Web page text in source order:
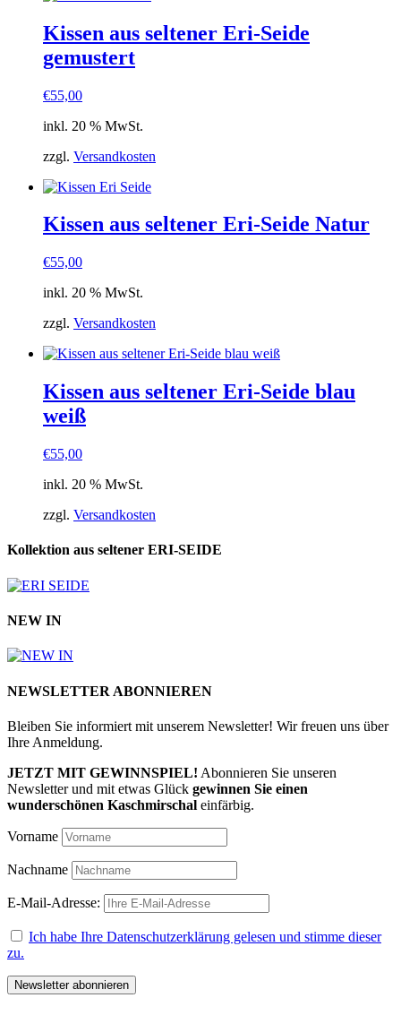
Kissen aus seltener Eri-Seide
gemustert
€55,00
inkl. 20 % MwSt.
zzgl. Versandkosten
Kissen aus seltener Eri-Seide Natur
€55,00
inkl. 20 % MwSt.
zzgl. Versandkosten
Kissen aus seltener Eri-Seide blau
weiß
€55,00
inkl. 20 % MwSt.
zzgl. Versandkosten
Kollektion aus seltener ERI-SEIDE
NEW IN
NEWSLETTER ABONNIEREN
Bleiben Sie informiert mit unserem Newsletter! Wir freuen uns über
Ihre Anmeldung.
JETZT MIT GEWINNSPIEL! Abonnieren Sie unseren
Newsletter und mit etwas Glück gewinnen Sie einen
wunderschönen Kaschmirschal einfärbig.
Vorname
Nachname
E-Mail-Adresse:
Ich habe Ihre Datenschutzerklärung gelesen und stimme dieser
zu.